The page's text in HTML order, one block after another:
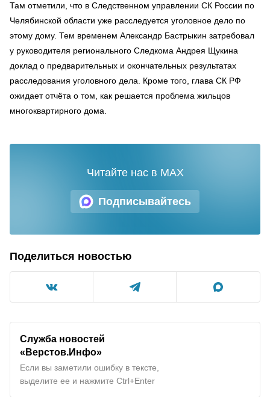
Там отметили, что в Следственном управлении СК России по
Челябинской области уже расследуется уголовное дело по
этому дому. Тем временем Александр Бастрыкин затребовал
у руководителя регионального Следкома Андрея Щукина
доклад о предварительных и окончательных результатах
расследования уголовного дела. Кроме того, глава СК РФ
ожидает отчёта о том, как решается проблема жильцов
многоквартирного дома.
Подписывайтесь
Читайте нас в MAX
Поделиться новостью
Служба новостей
«Верстов.Инфо»
Если вы заметили ошибку в тексте,
выделите ее и нажмите Ctrl+Enter